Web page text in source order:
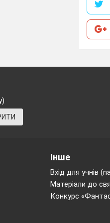
учнів
урок,
діяльності
Інше
Вхід для учнів
Матеріали до
Конкурс